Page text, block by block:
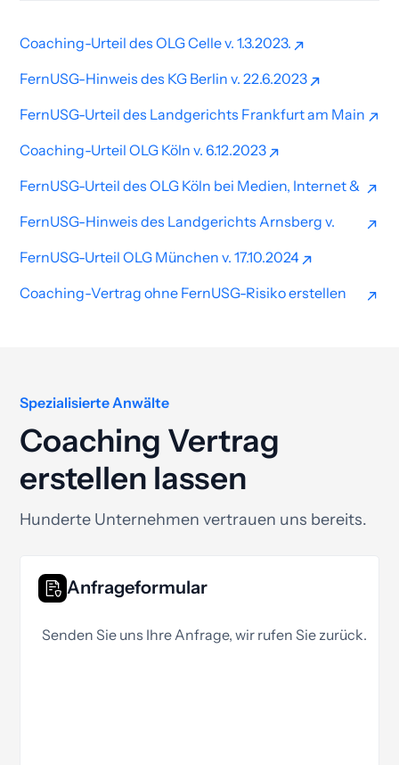
Coaching-Urteil des OLG Celle v. 1.3.2023.
FernUSG-Hinweis des KG Berlin v. 22.6.2023
FernUSG-Urteil des Landgerichts Frankfurt am Main
FernUSG-Urteil des Landgerichts Frankfurt am Main
v. 15.9.2023
Coaching-Urteil OLG Köln v. 6.12.2023
FernUSG-Urteil des OLG Köln bei Medien, Internet &
FernUSG-Urteil des OLG Köln bei Medien, Internet &
Recht
FernUSG-Hinweis des Landgerichts Arnsberg v.
FernUSG-Hinweis des Landgerichts Arnsberg v.
15.12.2023
FernUSG-Urteil OLG München v. 17.10.2024
Coaching-Vertrag ohne FernUSG-Risiko erstellen
Spezialisierte Anwälte
Coaching Vertrag
erstellen lassen
Hunderte Unternehmen vertrauen uns bereits.
Anfrageformular
Senden Sie uns Ihre Anfrage, wir rufen Sie zurück.